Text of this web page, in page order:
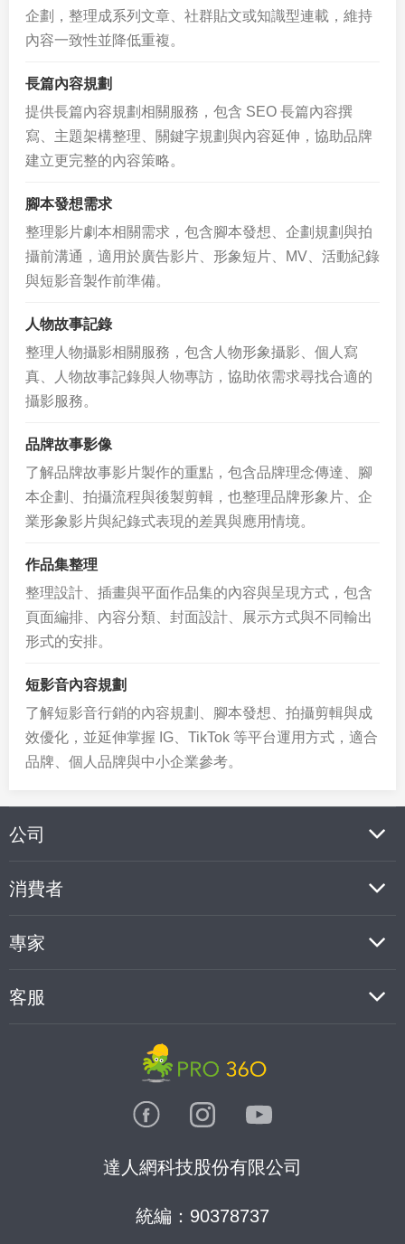
企劃，整理成系列文章、社群貼文或知識型連載，維持
內容一致性並降低重複。
長篇內容規劃
提供長篇內容規劃相關服務，包含 SEO 長篇內容撰
寫、主題架構整理、關鍵字規劃與內容延伸，協助品牌
建立更完整的內容策略。
腳本發想需求
整理影片劇本相關需求，包含腳本發想、企劃規劃與拍
攝前溝通，適用於廣告影片、形象短片、MV、活動紀錄
與短影音製作前準備。
人物故事記錄
整理人物攝影相關服務，包含人物形象攝影、個人寫
真、人物故事記錄與人物專訪，協助依需求尋找合適的
攝影服務。
品牌故事影像
了解品牌故事影片製作的重點，包含品牌理念傳達、腳
本企劃、拍攝流程與後製剪輯，也整理品牌形象片、企
業形象影片與紀錄式表現的差異與應用情境。
作品集整理
整理設計、插畫與平面作品集的內容與呈現方式，包含
頁面編排、內容分類、封面設計、展示方式與不同輸出
形式的安排。
短影音內容規劃
了解短影音行銷的內容規劃、腳本發想、拍攝剪輯與成
效優化，並延伸掌握 IG、TikTok 等平台運用方式，適合
品牌、個人品牌與中小企業參考。
公司
消費者
專家
客服
達人網科技股份有限公司
統編：90378737